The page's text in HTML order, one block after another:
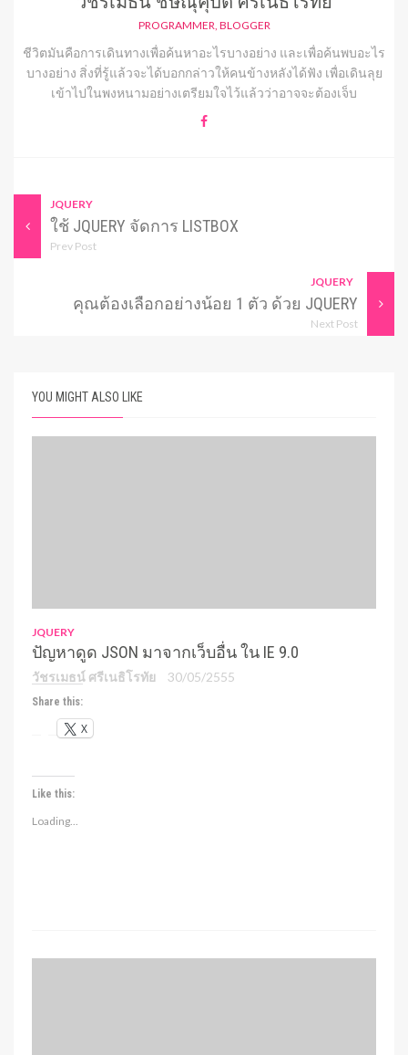
PROGRAMMER, BLOGGER
ชีวิตมันคือการเดินทางเพื่อค้นหาอะไรบางอย่าง และเพื่อค้นพบอะไร
บางอย่าง สิ่งที่รู้แล้วจะได้บอกกล่าวให้คนข้างหลังได้ฟัง เพื่อเดินลุย
เข้าไปในพงหนามอย่างเตรียมใจไว้แล้วว่าอาจจะต้องเจ็บ
JQUERY
ใช้ JQUERY จัดการ LISTBOX
Prev Post
JQUERY
คุณต้องเลือกอย่างน้อย 1 ตัว ด้วย JQUERY
Next Post
YOU MIGHT ALSO LIKE
JQUERY
ปัญหาดูด JSON มาจากเว็บอื่น ใน IE 9.0
วัชรเมธน์ ศรีเนธิโรทัย 30/05/2555
Share this:
X
Like this:
Loading...